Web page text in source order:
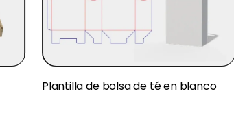
Plantilla de bolsa de té en blanco